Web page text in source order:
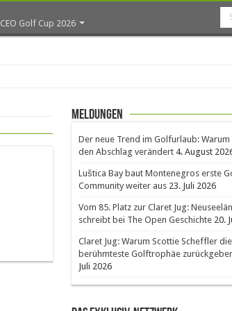
CEO Golf Cup 2026
Meldungen
Der neue Trend im Golfurlaub: Warum
den Abschlag verändert 4. August
Luštica Bay baut Montenegros erste
Community weiter aus 23. Juli 2026
Vom 85. Platz zur Claret Jug:
schreibt bei The Open Geschichte 20.
Claret Jug: Warum Scottie Scheffler die
berühmteste Golftrophäe
Juli 2026